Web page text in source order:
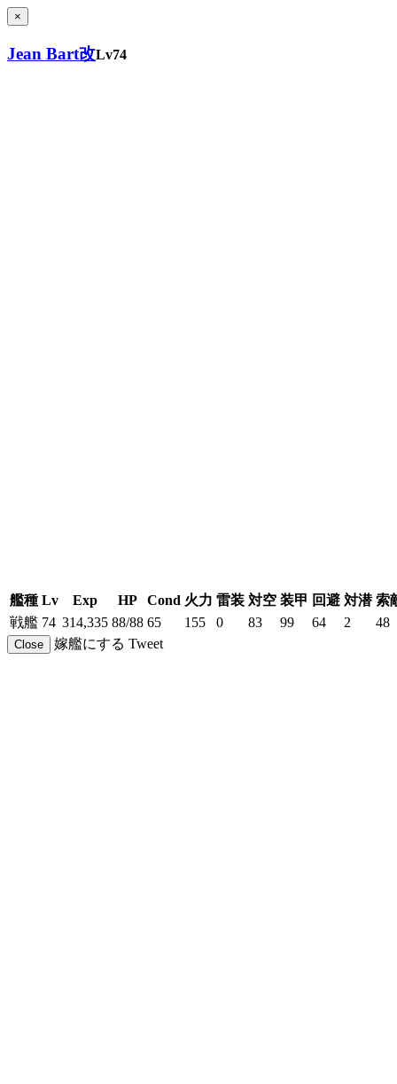
×
Jean Bart改Lv74
艦種 Lv Exp HP Cond 火力 雷装 対空 装甲 回避 対潜 索
戦艦 74 314,335 88/88 65 155 0 83 99 64 2 48
Close 嫁艦にする Tweet